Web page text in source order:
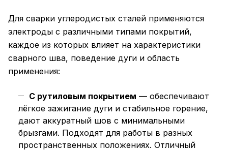
Для сварки углеродистых сталей применяются
электроды с различными типами покрытий,
каждое из которых влияет на характеристики
сварного шва, поведение дуги и область
применения:
С рутиловым покрытием — обеспечивают
лёгкое зажигание дуги и стабильное горение,
дают аккуратный шов с минимальными
брызгами. Подходят для работы в разных
пространственных положениях. Отличный